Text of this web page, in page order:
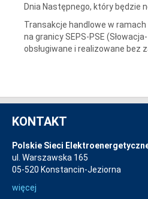
Dnia Następnego, który będzie
Transakcje handlowe w
na granicy SEPS-PSE
obsługiwane i realizowane bez
KONTAKT
Polskie Sieci
ul. Warszawska 165
05-520 Konstancin-Jeziorna
więcej